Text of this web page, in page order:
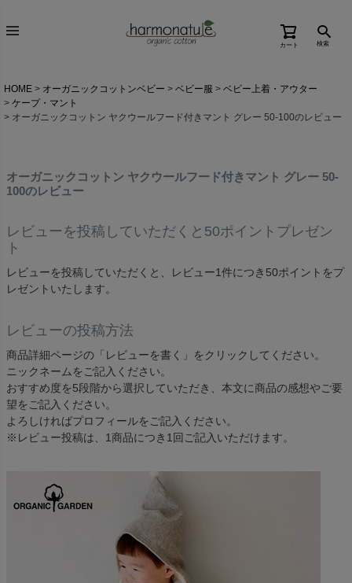
カート 検索
HOME オーガニックコットンベビー ベビー服
ベビー上着・アウター
ケープ・マント
オーガニックコットン ヤクウールフード付きマント グレー 50-100のレビュー
オーガニックコットン ヤクウールフード付きマント グレー 50-
100のレビュー
レビューを投稿していただくと50ポイントプレゼン
ト
レビューを投稿していただくと、レビュー1件につき50ポイントをプ
レゼントいたします。
レビューの投稿方法
商品詳細ページの「レビューを書く」をクリックしてください。
ニックネームをご記入ください。
おすすめ度を5段階から選択していただき、本文に商品の感想やご要
望をご記入ください。
よろしければプロフィールをご記入ください。
※レビュー投稿は、1商品につき1回ご記入いただけます。